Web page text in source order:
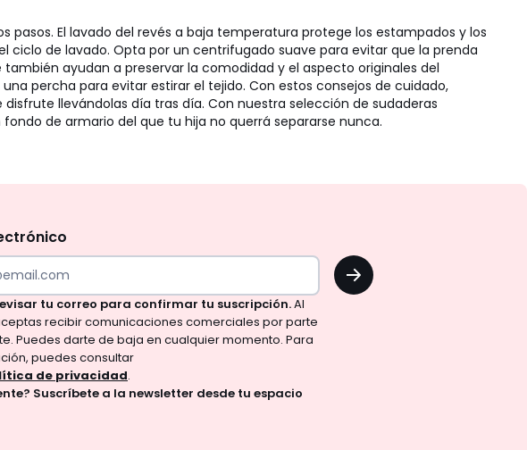
pasos. El lavado del revés a baja temperatura protege los estampados y los
ciclo de lavado. Opta por un centrifugado suave para evitar que la prenda
ayudan a preservar la comodidad y el aspecto originales del
percha para evitar estirar el tejido. Con estos consejos de cuidado,
llevándolas día tras día. Con nuestra selección de sudaderas
de armario del que tu hija no querrá separarse nunca.
OK
tu correo para confirmar tu suscripción.Al
recibir comunicaciones comerciales por parte
Puedes darte de baja en cualquier momento. Para
puedes consultar
de privacidad.
Suscríbete a la newsletter desde tu espacio